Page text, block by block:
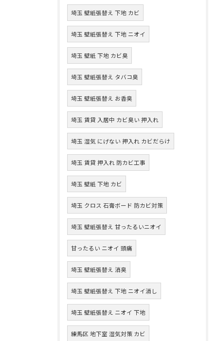
埼玉 壁紙張替え 下地 カビ
埼玉 壁紙張替え 下地 ニオイ
埼玉 壁紙 下地 カビ臭
埼玉 壁紙張替え タバコ臭
埼玉 壁紙張替え お香臭
埼玉 賃貸 入居中 カビ臭い 押入れ
埼玉 湿気 にげない 押入れ カビだらけ
埼玉 賃貸 押入れ 防カビ工事
埼玉 壁紙 下地 カビ
埼玉 クロス 石膏ボード 防カビ対策
埼玉 壁紙張替え 甘ったるいニオイ
甘ったるい ニオイ 頭痛
埼玉 壁紙張替え 消臭
埼玉 壁紙張替え 下地 ニオイ消し
埼玉 壁紙張替え ニオイ 下地
練馬区 地下室 湿気対策 カビ